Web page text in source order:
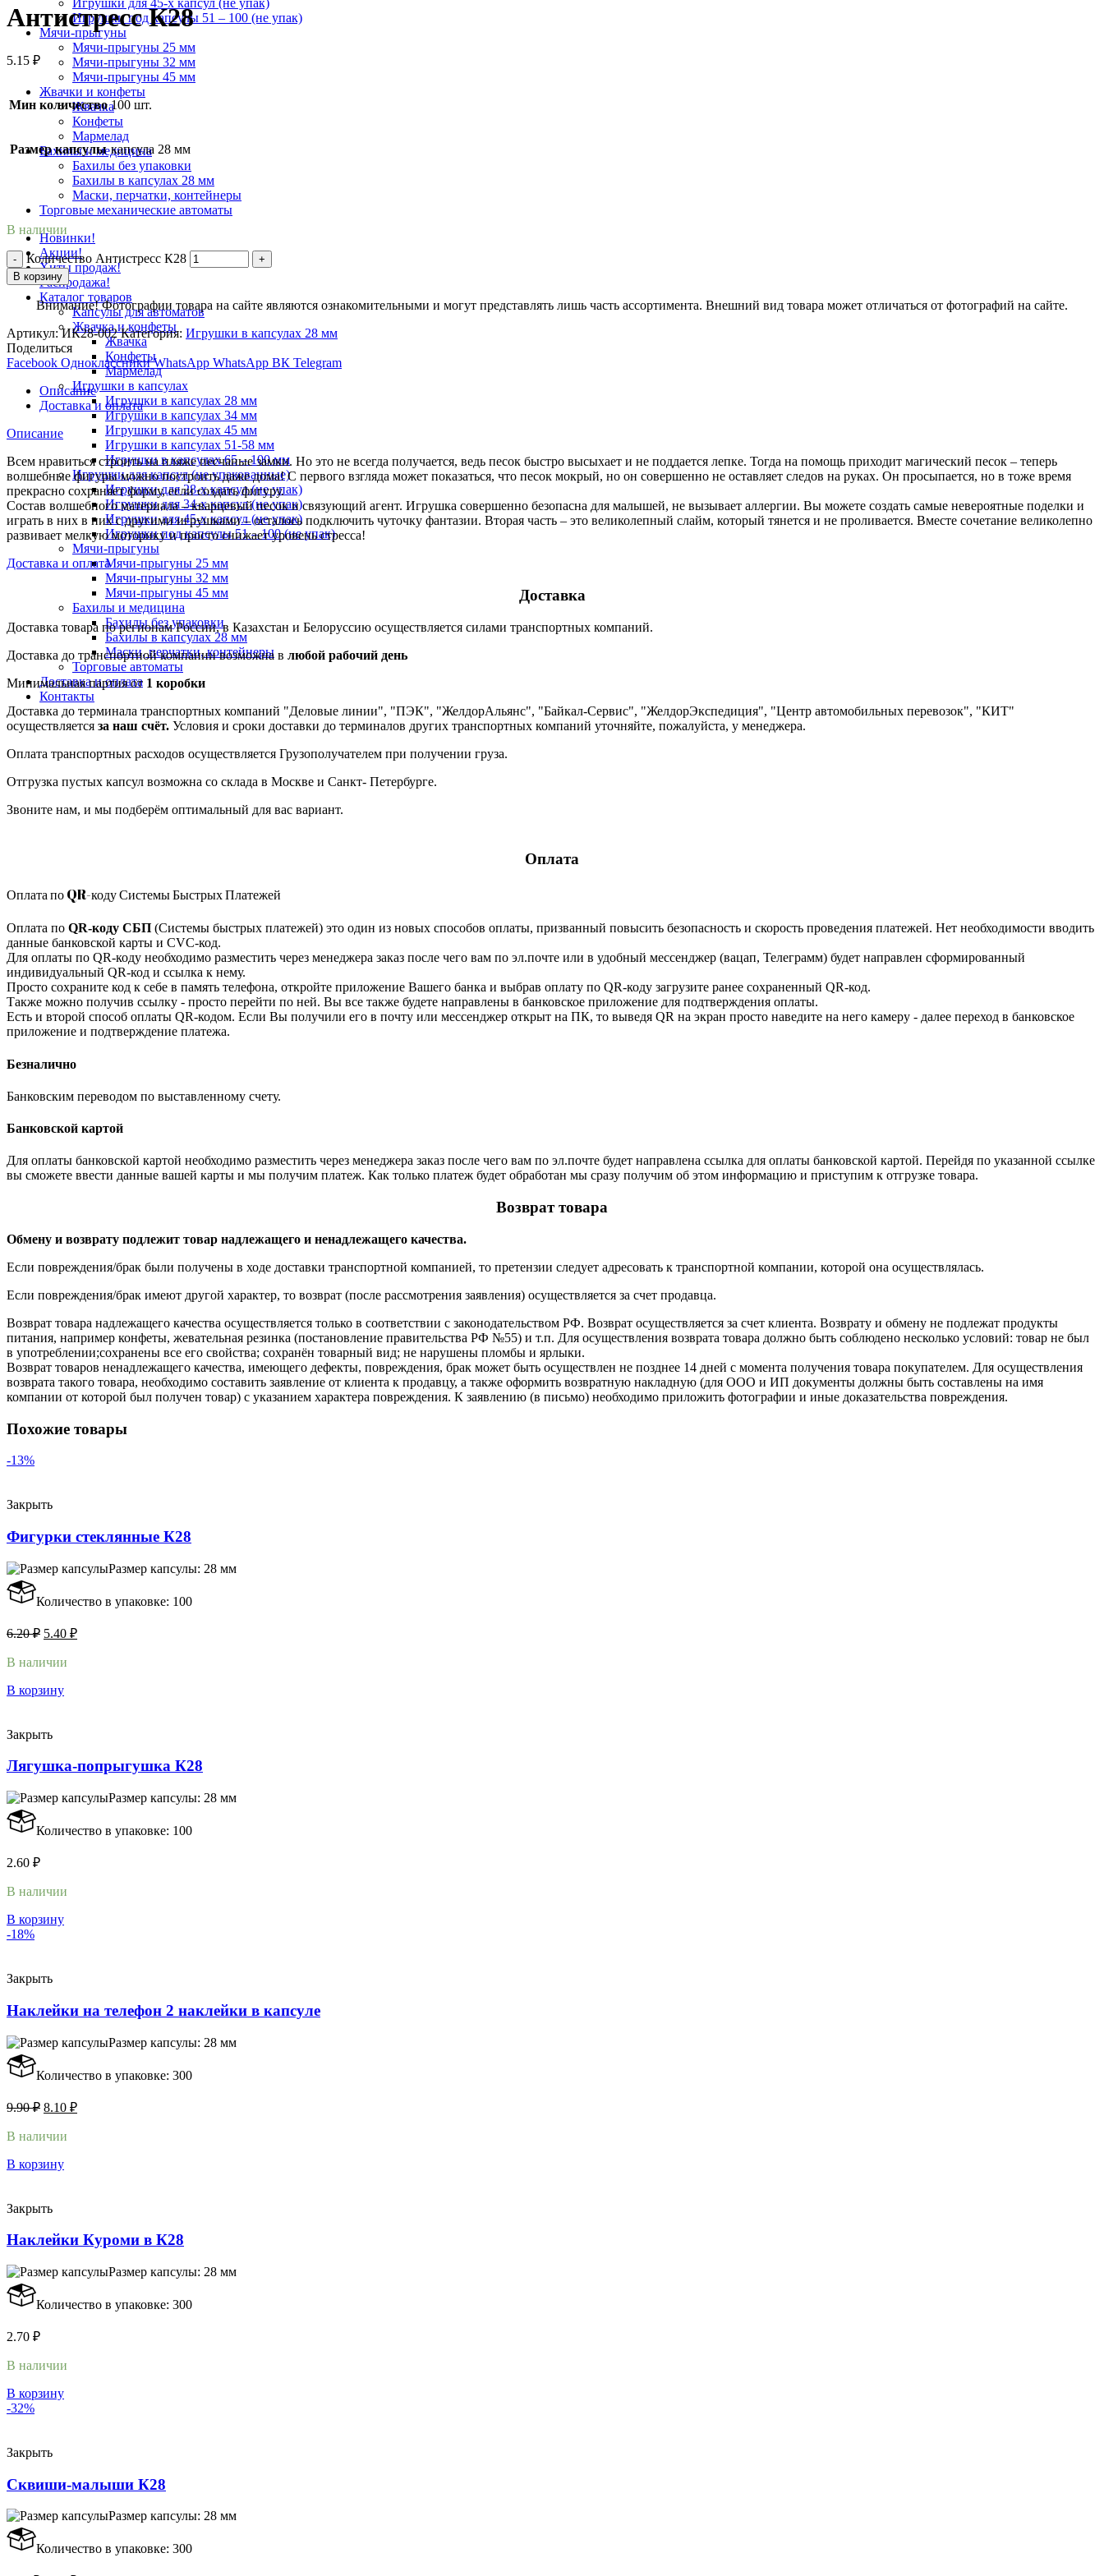
Игрушки для 45-х капсул (не упак)
Игрушки под капсулы 51 – 100 (не упак)
Мячи-прыгуны
Мячи-прыгуны 25 мм
Мячи-прыгуны 32 мм
Мячи-прыгуны 45 мм
Жвачки и конфеты
Жвачка
Конфеты
Мармелад
Бахилы и медицина
Бахилы без упаковки
Бахилы в капсулах 28 мм
Маски, перчатки, контейнеры
Торговые механические автоматы
Новинки!
Акции!
Хиты продаж!
Распродажа!
Каталог товаров
Капсулы для автоматов
Жвачка и конфеты
Жвачка
Конфеты
Мармелад
Игрушки в капсулах
Игрушки в капсулах 28 мм
Игрушки в капсулах 34 мм
Игрушки в капсулах 45 мм
Игрушки в капсулах 51-58 мм
Игрушки в капсулах 65 – 100 мм
Игрушки для капсул (не упакованные)
Игрушки для 28-х капсул (не упак)
Игрушки для 34-х капсул (не упак)
Игрушки для 45-х капсул (не упак)
Игрушки под капсулы 51 – 100 (не упак)
Мячи-прыгуны
Мячи-прыгуны 25 мм
Мячи-прыгуны 32 мм
Мячи-прыгуны 45 мм
Бахилы и медицина
Бахилы без упаковки
Бахилы в капсулах 28 мм
Маски, перчатки, контейнеры
Торговые автоматы
Доставка и оплата
Контакты
Антистресс К28
5.15 ₽
Мин количество 100 шт.
Размер капсулы капсула 28 мм
В наличии
Количество Антистресс К28
В корзину
Внимание! Фотографии товара на сайте являются ознакомительными и могут представлять лишь часть ассортимента. Внешний вид товара может отличаться от фотографий на сайте.
Артикул:ИК28-002 Категория: Игрушки в капсулах 28 мм
Поделиться
Facebook Одноклассники WhatsApp WhatsApp ВК Telegram
Описание
Доставка и оплата
Описание
Всем нравиться строить на пляже песчаные замки. Но это не всегда получается, ведь песок быстро высыхает и не поддается лепке. Тогда на помощь приходит магический песок – теперь
волшебные фигуры можно построить даже дома! С первого взгляда может показаться, что песок мокрый, но он совершенно не оставляет следов на руках. Он просыпается, но в тоже время
прекрасно сохраняет форму, если создать фигуру.
Состав волшебного материала – кварцевый песок и связующий агент. Игрушка совершенно безопасна для малышей, не вызывает аллергии. Вы можете создать самые невероятные поделки и
играть в них в них с другими игрушками – осталось подключить чуточку фантазии. Вторая часть – это великолепный слайм, который тянется и не проливается. Вместе сочетание великолепно
развивает мелкую моторику и просто снижает уровень стресса!
Доставка и оплата
Доставка
Доставка товара по регионам России, в Казахстан и Белоруссию осуществляется силами транспортных компаний.
Доставка до транспортной компании возможна в любой рабочий день
Минимальная партия от 1 коробки
Доставка до терминала транспортных компаний "Деловые линии", "ПЭК", "ЖелдорАльянс", "Байкал-Сервис", "ЖелдорЭкспедиция", "Центр автомобильных перевозок", "КИТ"
осуществляется за наш счёт. Условия и сроки доставки до терминалов других транспортных компаний уточняйте, пожалуйста, у менеджера.
Оплата транспортных расходов осуществляется Грузополучателем при получении груза.
Отгрузка пустых капсул возможна со склада в Москве и Санкт- Петербурге.
Звоните нам, и мы подберём оптимальный для вас вариант.
Оплата
Оплата по QR-коду Системы Быстрых Платежей
Оплата по QR-коду СБП (Системы быстрых платежей) это один из новых способов оплаты, призванный повысить безопасность и скорость проведения платежей. Нет необходимости вводить
данные банковской карты и CVC-код.
Для оплаты по QR-коду необходимо разместить через менеджера заказ после чего вам по эл.почте или в удобный мессенджер (вацап, Телеграмм) будет направлен сформированный
индивидуальный QR-код и ссылка к нему.
Просто сохраните код к себе в память телефона, откройте приложение Вашего банка и выбрав оплату по QR-коду загрузите ранее сохраненный QR-код.
Также можно получив ссылку - просто перейти по ней. Вы все также будете направлены в банковское приложение для подтверждения оплаты.
Есть и второй способ оплаты QR-кодом. Если Вы получили его в почту или мессенджер открыт на ПК, то выведя QR на экран просто наведите на него камеру - далее переход в банковское
приложение и подтверждение платежа.
Безналично
Банковским переводом по выставленному счету.
Банковской картой
Для оплаты банковской картой необходимо разместить через менеджера заказ после чего вам по эл.почте будет направлена ссылка для оплаты банковской картой. Перейдя по указанной ссылке
вы сможете ввести данные вашей карты и мы получим платеж. Как только платеж будет обработан мы сразу получим об этом информацию и приступим к отгрузке товара.
Возврат товара
Обмену и возврату подлежит товар надлежащего и ненадлежащего качества.
Если повреждения/брак были получены в ходе доставки транспортной компанией, то претензии следует адресовать к транспортной компании, которой она осуществлялась.
Если повреждения/брак имеют другой характер, то возврат (после рассмотрения заявления) осуществляется за счет продавца.
Возврат товара надлежащего качества осуществляется только в соответствии с законодательством РФ. Возврат осуществляется за счет клиента. Возврату и обмену не подлежат продукты
питания, например конфеты, жевательная резинка (постановление правительства РФ №55) и т.п. Для осуществления возврата товара должно быть соблюдено несколько условий: товар не был
в употреблении;сохранены все его свойства; сохранён товарный вид; не нарушены пломбы и ярлыки.
Возврат товаров ненадлежащего качества, имеющего дефекты, повреждения, брак может быть осуществлен не позднее 14 дней с момента получения товара покупателем. Для осуществления
возврата такого товара, необходимо составить заявление от клиента к продавцу, а также оформить возвратную накладную (для ООО и ИП документы должны быть составлены на имя
компании от которой был получен товар) с указанием характера повреждения. К заявлению (в письмо) необходимо приложить фотографии и иные доказательства повреждения.
Похожие товары
-13%
Закрыть
Фигурки стеклянные К28
Размер капсулы: 28 мм
Количество в упаковке: 100
6.20₽ 5.40 ₽
В наличии
В корзину
Закрыть
Лягушка-попрыгушка К28
Размер капсулы: 28 мм
Количество в упаковке: 100
2.60 ₽
В наличии
В корзину
-18%
Закрыть
Наклейки на телефон 2 наклейки в капсуле
Размер капсулы: 28 мм
Количество в упаковке: 300
9.90₽ 8.10 ₽
В наличии
В корзину
Закрыть
Наклейки Куроми в К28
Размер капсулы: 28 мм
Количество в упаковке: 300
2.70 ₽
В наличии
В корзину
-32%
Закрыть
Сквиши-малыши К28
Размер капсулы: 28 мм
Количество в упаковке: 300